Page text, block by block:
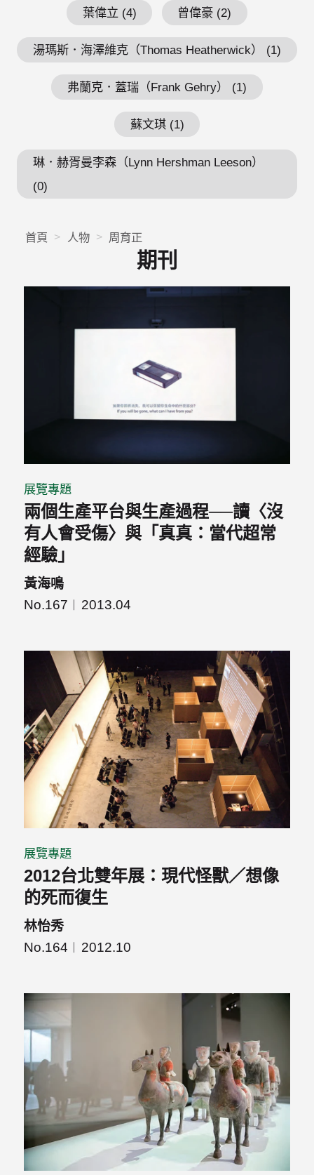
葉偉立 (4) 曾偉豪 (2)
湯瑪斯．海澤維克（Thomas Heatherwick） (1)
弗蘭克．蓋瑞（Frank Gehry） (1)
蘇文琪 (1)
琳．赫胥曼李森（Lynn Hershman Leeson）
(0)
首頁 人物 周育正
期刊
展覽專題
兩個生產平台與生產過程──讀〈沒
有人會受傷〉與「真真：當代超常
經驗」
黃海鳴
No.167
2013.04
展覽專題
2012台北雙年展：現代怪獸／想像
的死而復生
林怡秀
No.164
2012.10